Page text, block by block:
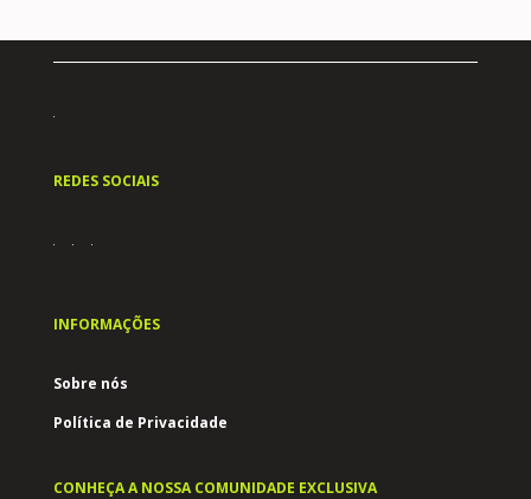
REDES SOCIAIS
INFORMAÇÕES
Sobre nós
Política de Privacidade